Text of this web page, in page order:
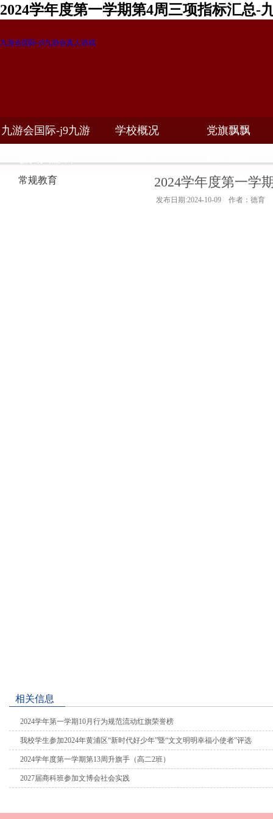
2024学年度第一学期第4周三项指标汇总-
九游会国际-j9九游会真人游戏
九游会国际-j9九游 学校概况 党旗飘飘
常规教育 2024学年度第一学
发布日期:2024-10-09 作者：德育
相关信息
2024学年第一学期10月行为规范流动红旗荣誉榜
我校学生参加2024年黄浦区“新时代好少年”暨“文文明明幸福小使者”评选
2024学年度第一学期第13周升旗手（高二2班）
2027届商科班参加文博会社会实践